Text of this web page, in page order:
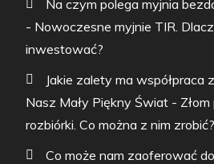
Na czym polega myjnia
- Nowoczesne myjnie TIR.
inwestować?
Jakie zalety ma współpraca
Nasz Mały Piękny Świat -
rozbiórki. Co można z nim zrobić?
Co może nam zaoferować